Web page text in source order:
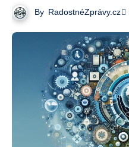
By RadostnéZprávy.cz